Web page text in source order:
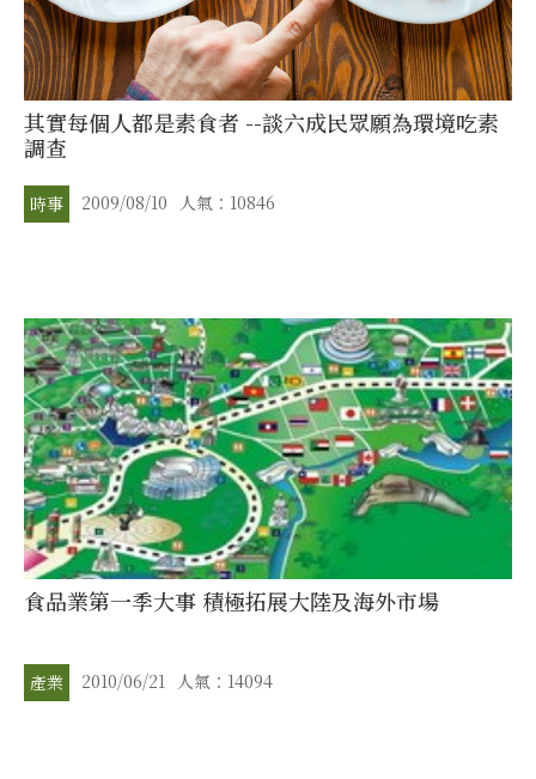
其實每個人都是素食者 --談六成民眾願為環境吃素
調查
時事 2009/08/10 人氣：10846
食品業第一季大事 積極拓展大陸及海外市場
產業 2010/06/21 人氣：14094